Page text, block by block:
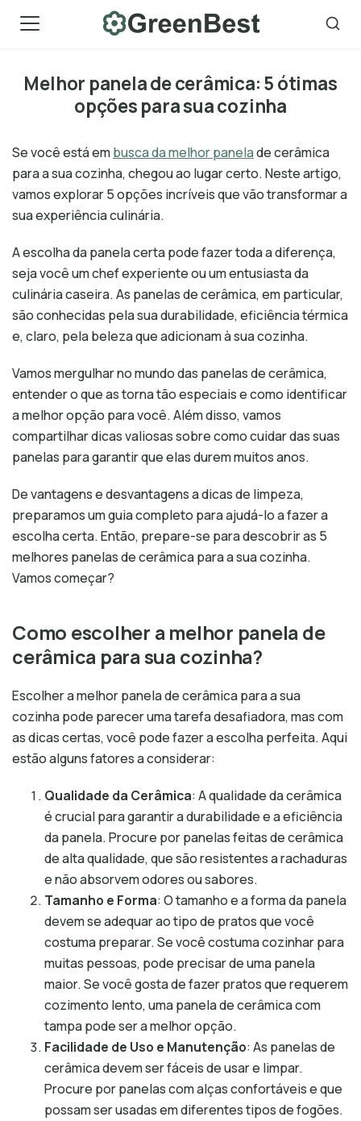
Melhor panela de cerâmica: 5 ótimas
opções para sua cozinha
Se você está embusca da melhor panelade cerâmica
para a sua cozinha, chegou ao lugar certo. Neste artigo,
vamos explorar 5 opções incríveis que vão transformar a
sua experiência culinária.
A escolha da panela certa pode fazer toda a diferença,
seja você um chef experiente ou um entusiasta da
culinária caseira. As panelas de cerâmica, em particular,
são conhecidas pela sua durabilidade, eficiência térmica
e, claro, pela beleza que adicionam à sua cozinha.
Vamos mergulhar no mundo das panelas de cerâmica,
entender o que as torna tão especiais e como identificar
a melhor opção para você. Além disso, vamos
compartilhar dicas valiosas sobre como cuidar das suas
panelas para garantir que elas durem muitos anos.
De vantagens e desvantagens a dicas de limpeza,
preparamos um guia completo para ajudá-lo a fazer a
escolha certa. Então, prepare-se para descobrir as 5
melhores panelas de cerâmica para a sua cozinha.
Vamos começar?
Como escolher a melhor panela de
cerâmica para sua cozinha?
Escolher a melhor panela de cerâmica para a sua
cozinha pode parecer uma tarefa desafiadora, mas com
as dicas certas, você pode fazer a escolha perfeita. Aqui
estão alguns fatores a considerar:
Qualidade da Cerâmica: A qualidade da cerâmica
é crucial para garantir a durabilidade e a eficiência
da panela. Procure por panelas feitas de cerâmica
de alta qualidade, que são resistentes a rachaduras
e não absorvem odores ou sabores.
Tamanho e Forma: O tamanho e a forma da panela
devem se adequar ao tipo de pratos que você
costuma preparar. Se você costuma cozinhar para
muitas pessoas, pode precisar de uma panela
maior. Se você gosta de fazer pratos que requerem
cozimento lento, uma panela de cerâmica com
tampa pode ser a melhor opção.
Facilidade de Uso e Manutenção: As panelas de
cerâmica devem ser fáceis de usar e limpar.
Procure por panelas com alças confortáveis e que
possam ser usadas em diferentes tipos de fogões.